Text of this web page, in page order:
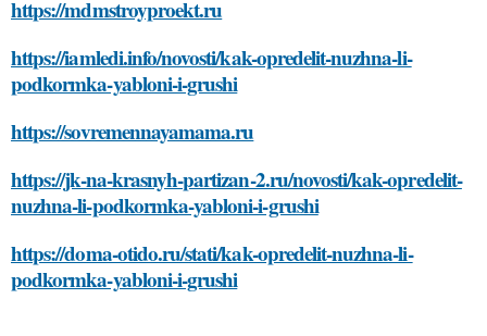
https://mdmstroyproekt.ru
https://iamledi.info/novosti/kak-opredelit-nuzhna-li-
podkormka-yabloni-i-grushi
https://sovremennayamama.ru
https://jk-na-krasnyh-partizan-2.ru/novosti/kak-opredelit-
nuzhna-li-podkormka-yabloni-i-grushi
https://doma-otido.ru/stati/kak-opredelit-nuzhna-li-
podkormka-yabloni-i-grushi